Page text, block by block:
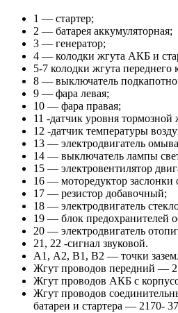
1 — стартер;
2 — батарея аккумуляторная;
3 — генератор;
4 — колодки жгута АКБ и
5-7 колодки жгута
8 — выключатель
9 — фара левая;
10 — фара правая;
11 -датчик уровня тормозной
12 -датчик температуры
13 — электродвигатель
14 — выключатель лампы
15 — электровентилятор
16 — моторедуктор заслонки
17 — резистор добавочный;
18 — электродвигатель
19 — блок предохранителей
20 — электродвигатель
21, 22 -сигнал звуковой.
А1, А2, В1, В2 — точки
Жгут проводов передний —
Жгут проводов АКБ с
Жгут проводов
батареи и стартера — 2170-